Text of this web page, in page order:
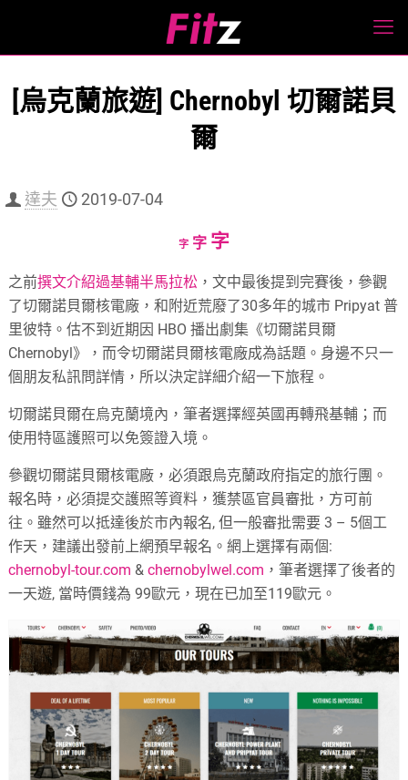
[烏克蘭旅遊] Chernobyl 切爾諾貝
爾
達夫 2019-07-04
字Decrease
size.
字Reset
size.
字Increase
size.
之前撰文介紹過基輔半馬拉松 ，文中最後提到完賽後，參觀
了切爾諾貝爾核電廠，和附近荒廢了30多年的城市 Pripyat 普
里彼特。估不到近期因 HBO 播出劇集《切爾諾貝爾
Chernobyl》，而令切爾諾貝爾核電廠成為話題。身邊不只一
個朋友私訊問詳情，所以決定詳細介紹一下旅程。
切爾諾貝爾在烏克蘭境內，筆者選擇經英國再轉飛基輔；而
使用特區護照可以免簽證入境。
參觀切爾諾貝爾核電廠，必須跟烏克蘭政府指定的旅行團。
報名時，必須提交護照等資料，獲禁區官員審批，方可前
往。雖然可以抵達後於市內報名, 但一般審批需要 3 – 5個工
作天，建議出發前上網預早報名。網上選擇有兩個:
chernobyl-tour.com &chernobylwel.com ，筆者選擇了後者的
一天遊, 當時價錢為 99歐元，現在已加至119歐元。